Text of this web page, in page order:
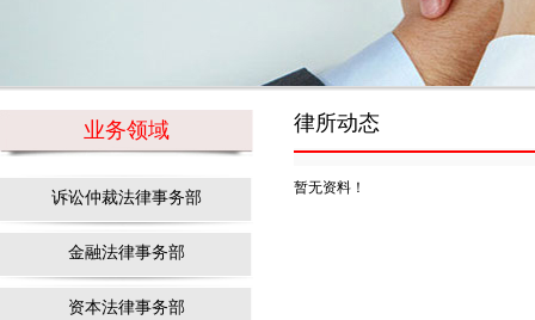
业务领域
诉讼仲裁法律事务部
金融法律事务部
资本法律事务部
律所动态
暂无资料！